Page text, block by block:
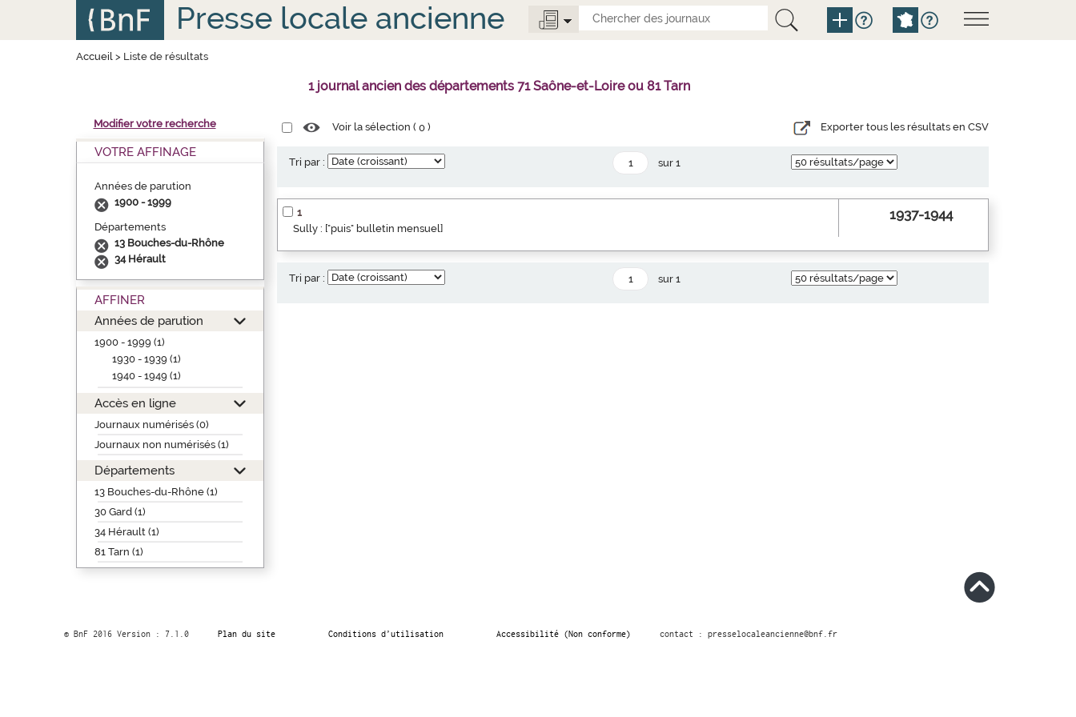
Presse locale ancienne
Accueil> Liste de résultats
1 journal ancien des départements 71 Saône-et-Loire ou 81 Tarn
Modifier votre recherche
VOTRE AFFINAGE
Années de parution
1900 - 1999
Départements
13 Bouches-du-Rhône
34 Hérault
AFFINER
Années de parution
1900 - 1999 (1)
1930 - 1939 (1)
1940 - 1949 (1)
Accès en ligne
Journaux numérisés (0)
Journaux non numérisés (1)
Départements
13 Bouches-du-Rhône (1)
30 Gard (1)
34 Hérault (1)
81 Tarn (1)
Voir la sélection (0 ) Exporter tous les résultats en CSV
Tri par : sur 1
1
Sully : ["puis" bulletin mensuel]
1937-1944
Tri par : sur 1
© BnF 2016 Version : 7.1.0 Plan du site Conditions d’utilisation Accessibilité (Non conforme) contact : presselocaleancienne@bnf.fr
Panneau de gestion des cookies